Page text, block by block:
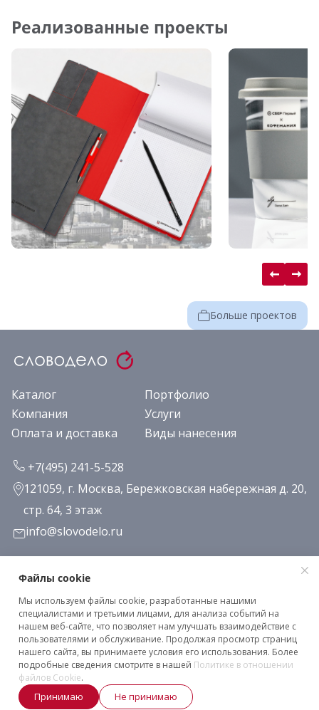
Реализованные проекты
Больше проектов
Каталог
Портфолио
Компания
Услуги
Оплата и доставка
Виды нанесения
+7(495) 241-5-528
121059, г. Москва, Бережковская набережная д. 20,
стр. 64, 3 этаж
info@slovodelo.ru
Заказать звонок
Подписаться на рассылку
Клиентское соглашение
Политика конфиденциальности
2026 © «Словодело». Все права защищены
Файлы cookie
Мы используем файлы cookie, разработанные нашими
специалистами и третьими лицами, для анализа событий на
нашем веб-сайте, что позволяет нам улучшать взаимодействие с
пользователями и обслуживание. Продолжая просмотр страниц
нашего сайта, вы принимаете условия его использования. Более
подробные сведения смотрите в нашей Политике в отношении
файлов Cookie.
Принимаю Не принимаю